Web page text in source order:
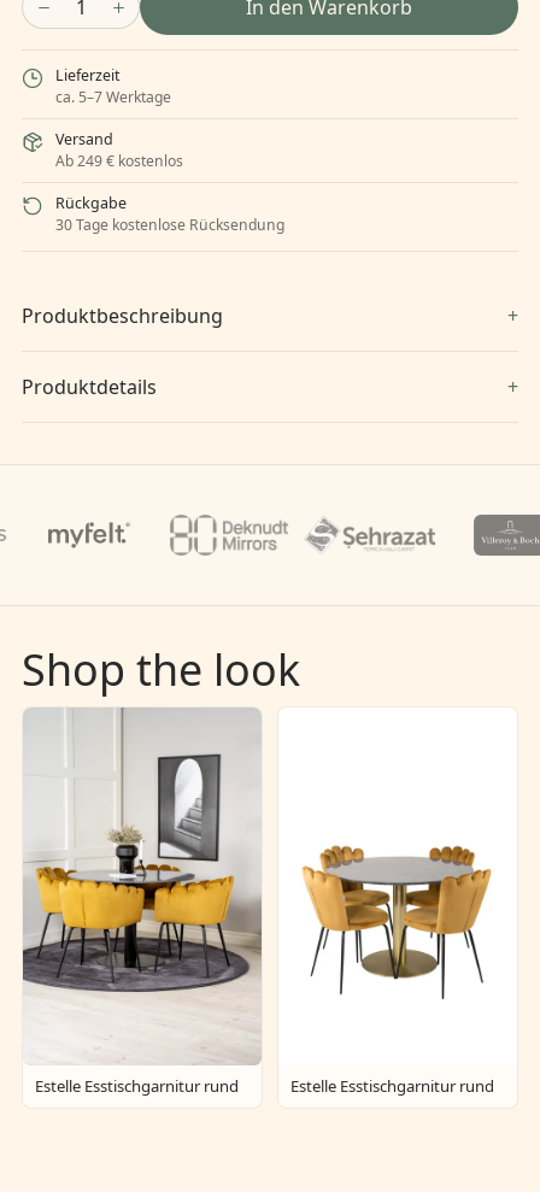
1 In den Warenkorb
Lieferzeit
ca. 5–7 Werktage
Versand
Ab 249 € kostenlos
Rückgabe
30 Tage kostenlose Rücksendung
Produktbeschreibung
Produktdetails
Shop the look
Estelle Esstischgarnitur rund Estelle Esstischgarnitur rund